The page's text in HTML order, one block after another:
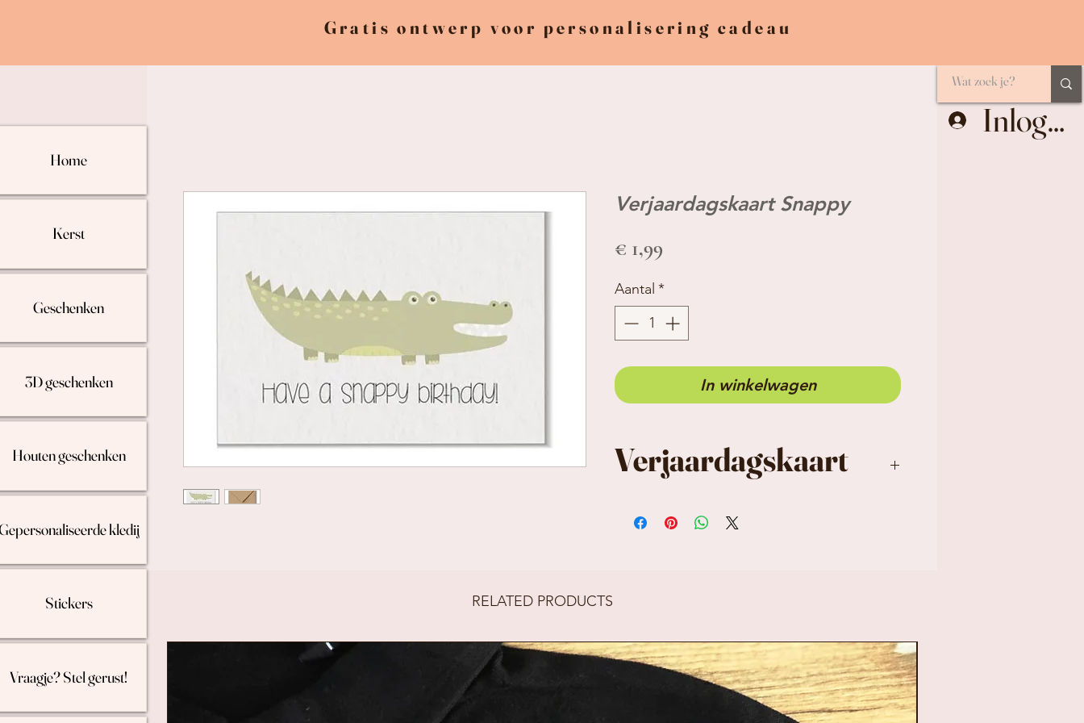
Gratis ontwerp voor personalisering cadeau
Verjaardagskaart Snappy
€ 1,99
Aantal *
In winkelwagen
Verjaardagskaart
De kaart, snappy birthday, is
kaarten worden standaard
geleverd met een hippe
lichtbruine kraftenvelop. formaat
RELATED PRODUCTS
Home
Kerst
Geschenken
3D geschenken
Houten geschenken
kledij
Stickers
Vraagje? Stel gerust!